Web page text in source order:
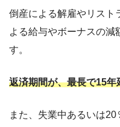
倒産による解雇やリスト
よる給与やボーナスの減
す。
返済期間が、最長で15年
また、失業中あるいは